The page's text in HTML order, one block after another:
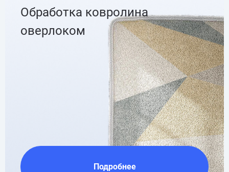
Обработка ковролина
оверлоком
Подробнее